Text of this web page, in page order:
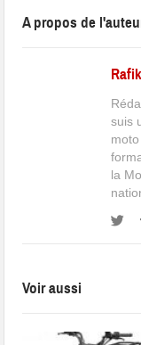
A propos de
suis
la
Voir aussi